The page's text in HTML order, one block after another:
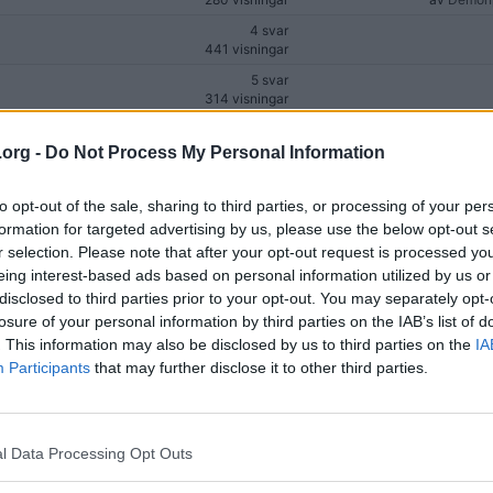
- Do Not Process My Personal Information
opt-out of the sale, sharing to third parties, or processing of your
for targeted advertising by us, please use the below opt-out
selection. Please note that after your opt-out request is processed
interest-based ads based on personal information utilized by us
to third parties prior to your opt-out. You may separately
of your personal information by third parties on the IAB’s list of
This information may also be disclosed by us to third parties on the
Participants that may further disclose it to other third parties.
Data Processing Opt Outs
4 svar
441 visningar
5 svar
314 visningar
5 157 visningar
396 visningar
0 svar
624 visningar
1 svar
321 visningar
2 svar
414 visningar
3 svar